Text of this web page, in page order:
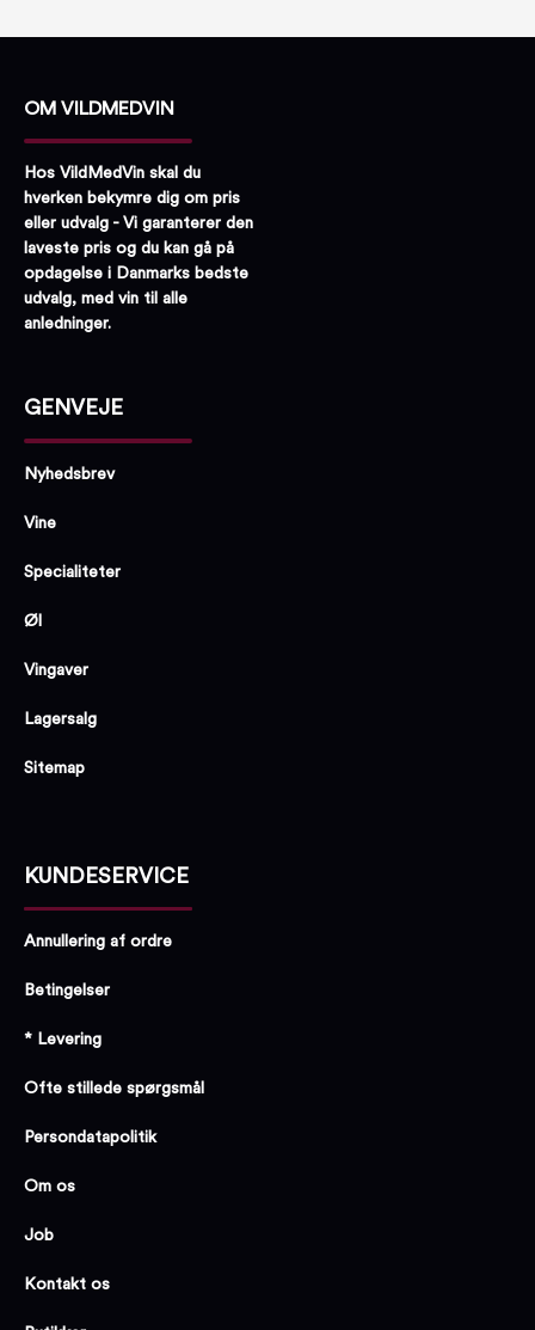
OM VILDMEDVIN
Hos VildMedVin skal du
hverken bekymre dig om pris
eller udvalg - Vi garanterer den
laveste pris og du kan gå på
opdagelse i Danmarks bedste
udvalg, med vin til alle
anledninger.
GENVEJE
Nyhedsbrev
Vine
Specialiteter
Øl
Vingaver
Lagersalg
Sitemap
KUNDESERVICE
Annullering af ordre
Betingelser
* Levering
Ofte stillede spørgsmål
Persondatapolitik
Om os
Job
Kontakt os